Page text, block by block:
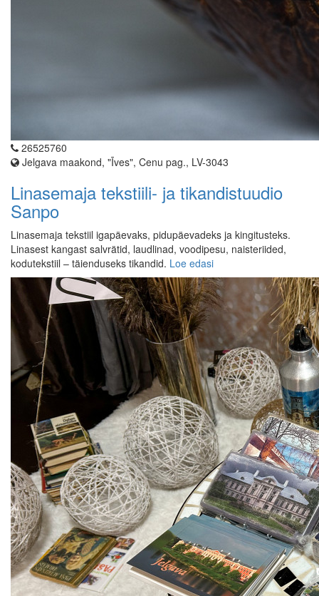
26525760
Jelgava maakond, "Īves", Cenu pag., LV-3043
Linasemaja tekstiili- ja tikandistuudio
Sanpo
Linasemaja tekstiil igapäevaks, pidupäevadeks ja kingitusteks.
Linasest kangast salvrätid, laudlinad, voodipesu, naisteriided,
kodutekstiil – täienduseks tikandid. Loe edasi